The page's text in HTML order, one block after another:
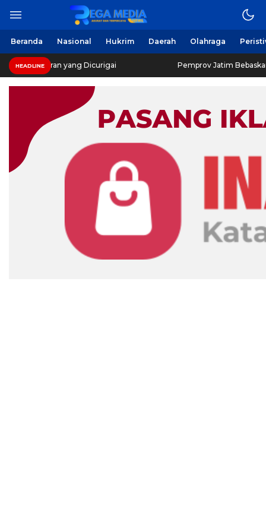
Beranda Nasional Hukrim Daerah Olahraga
HEADLINE
yang Dicurigai Pemprov Jatim Bebaskan Pajak